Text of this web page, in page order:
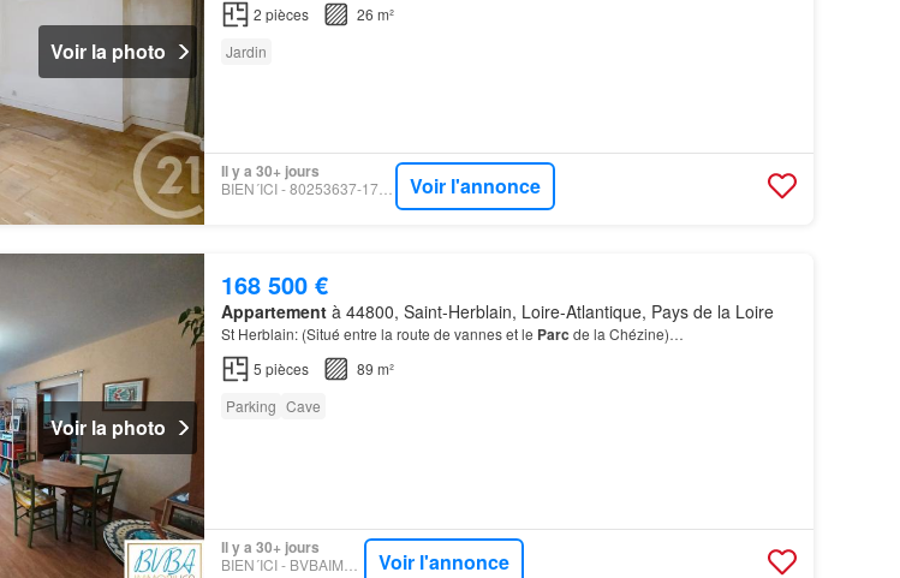
Voir la photo
2 pièces
26 m²
Jardin
Il y a 30+ jours
BIEN´ICI - 80253637-1710951406759 Voir l'annonce
Voir la photo
168 500 €
Appartementà 44800, Saint-Herblain, Loire-Atlantique, Pays de la Loire
St Herblain: (Situé entre la route de vannes et le Parc de la Chézine)…
5 pièces
89 m²
Parking Cave
Il y a 30+ jours
Voir l'annonce